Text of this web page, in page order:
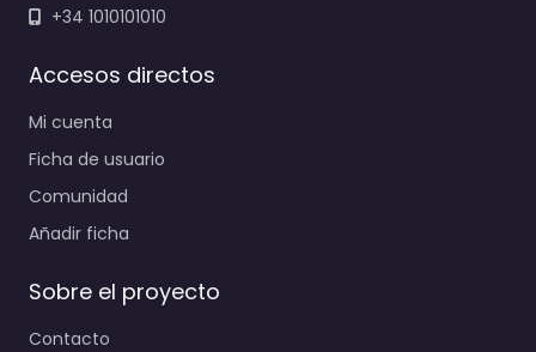
+34 1010101010
Accesos directos
Mi cuenta
Ficha de usuario
Comunidad
Añadir ficha
Sobre el proyecto
Contacto